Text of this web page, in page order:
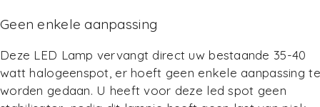
Geen enkele aanpassing
Deze LED Lamp vervangt direct uw bestaande 35-40
watt halogeenspot, er hoeft geen enkele aanpassing te
worden gedaan. U heeft voor deze led spot geen